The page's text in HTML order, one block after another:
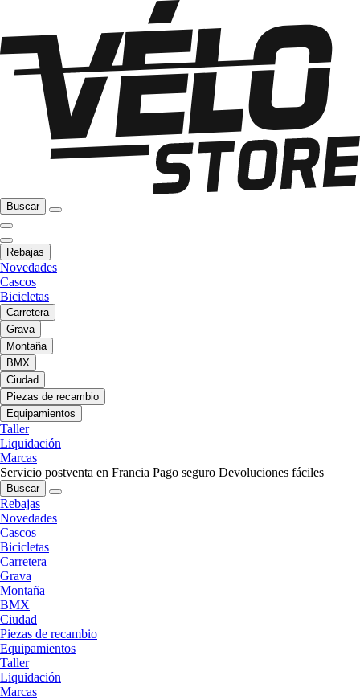
Buscar
Rebajas
Novedades
Cascos
Bicicletas
Carretera
Grava
Montaña
BMX
Ciudad
Piezas de recambio
Equipamientos
Taller
Liquidación
Marcas
Servicio postventa en Francia Pago seguro Devoluciones fáciles
Buscar
Rebajas
Novedades
Cascos
Bicicletas
Carretera
Grava
Montaña
BMX
Ciudad
Piezas de recambio
Equipamientos
Taller
Liquidación
Marcas